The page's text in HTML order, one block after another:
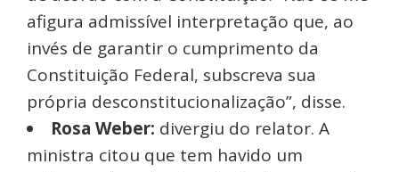
afigura admissível interpretação que, ao
invés de garantir o cumprimento da
Constituição Federal, subscreva sua
própria desconstitucionalização”, disse.
Rosa Weber: divergiu do relator. A
ministra citou que tem havido um